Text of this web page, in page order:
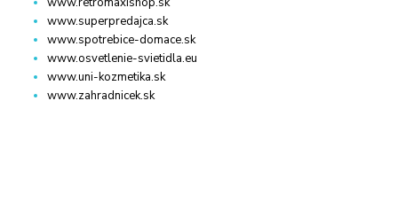
www.superpredajca.sk
www.spotrebice-domace.sk
www.osvetlenie-svietidla.eu
www.uni-kozmetika.sk
www.zahradnicek.sk